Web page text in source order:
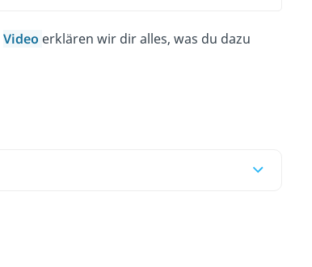
Video erklären wir dir alles, was du dazu